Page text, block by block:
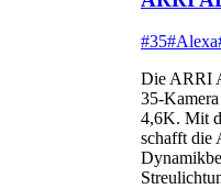
#35#Alexa
Die ARRI
35-
4,6K. Mit
schafft die